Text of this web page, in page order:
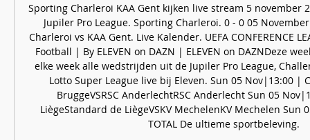
Sporting Charleroi KAA Gent kijken live stream 5 november
Jupiler Pro League. Sporting Charleroi. 0 - 0 05
Charleroi vs KAA Gent. Live Kalender. UEFA CONFERENCE
Football | By ELEVEN on DAZN | ELEVEN on DAZNDeze
elke week alle wedstrijden uit de Jupiler Pro League,
Lotto Super League live bij Eleven. Sun 05 Nov|13:00 |
BruggeVSRSC AnderlechtRSC Anderlecht Sun 05
LiègeStandard de LiègeVSKV MechelenKV Mechelen Sun
TOTAL De ultieme sportbeleving.